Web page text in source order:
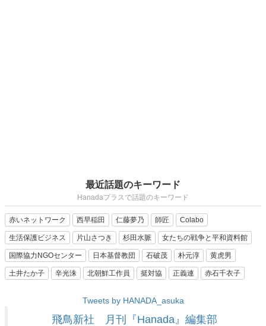
最近話題のキーワード
Hanadaプラスで話題のキーワード
赤いネットワーク 西早稲田 仁藤夢乃 師匠 Colabo
生活保護ビジネス 片山さつき 杉田水脈 女たちの戦争と平和資料館
国際協力NGOセンター 日本基督教団 石破茂 朴元淳 黄虎男
土井たか子 辛光洙 北朝鮮工作員 挺対協 正義連 赤石千衣子
Tweets by HANADA_asuka
飛鳥新社 月刊『Hanada』編集部